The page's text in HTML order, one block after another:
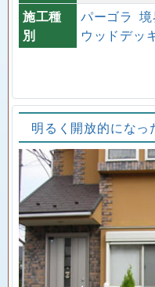
施工種
別
パーゴラ
ウッドデッ
明るく開放的にな